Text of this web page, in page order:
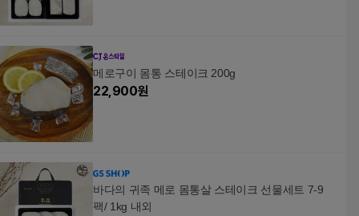
메로구이 몸통 스테이크 200g
22,900원
바다의 귀족 메로 몸통살 스테이크 선물세트 7-9
팩/ 1kg 내외